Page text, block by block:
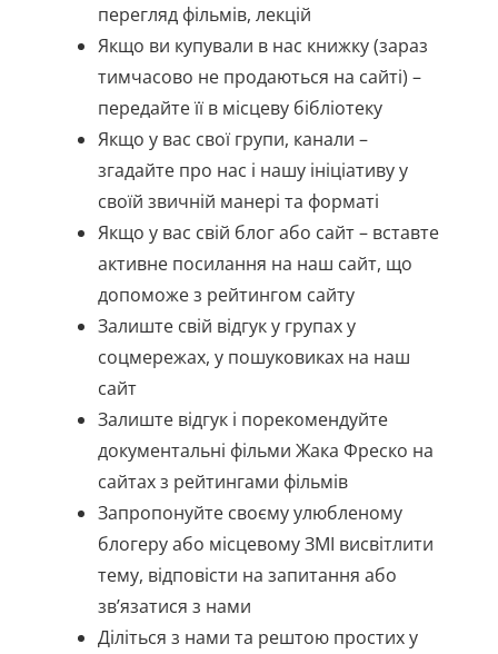
перегляд фільмів, лекцій
Якщо ви купували в нас книжку (зараз
тимчасово не продаються на сайті) –
передайте її в місцеву бібліотеку
Якщо у вас свої групи, канали –
згадайте про нас і нашу ініціативу у
своїй звичній манері та форматі
Якщо у вас свій блог або сайт – вставте
активне посилання на наш сайт, що
допоможе з рейтингом сайту
Залиште свій відгук у групах у
соцмережах, у пошуковиках на наш
сайт
Залиште відгук і порекомендуйте
документальні фільми Жака Фреско на
сайтах з рейтингами фільмів
Запропонуйте своєму улюбленому
блогеру або місцевому ЗМІ висвітлити
тему, відповісти на запитання або
зв’язатися з нами
Діліться з нами та рештою простих у